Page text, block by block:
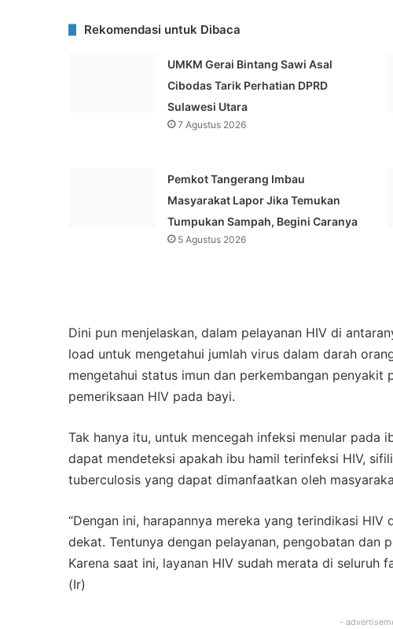
Rekomendasi untuk Dibaca
UMKM Gerai Bintang Sawi Asal
Cibodas Tarik Perhatian DPRD
Sulawesi Utara
7 Agustus 2026
Pemkot Tangerang Imbau
Masyarakat Lapor Jika Temukan
Tumpukan Sampah, Begini Caranya
5 Agustus 2026
Dini pun menjelaskan, dalam pelayanan HIV di
load untuk mengetahui jumlah virus dalam darah
mengetahui status imun dan perkembangan penyakit
pemeriksaan HIV pada bayi.
Tak hanya itu, untuk mencegah infeksi menular pada
dapat mendeteksi apakah ibu hamil terinfeksi HIV,
tuberculosis yang dapat dimanfaatkan oleh
“Dengan ini, harapannya mereka yang terindikasi
dekat. Tentunya dengan pelayanan, pengobatan dan
Karena saat ini, layanan HIV sudah merata di seluruh
(Ir)
-